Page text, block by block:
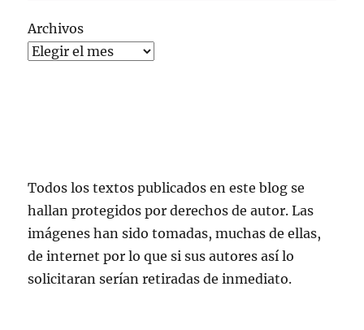
Archivos
Todos los textos publicados en este blog se
hallan protegidos por derechos de autor. Las
imágenes han sido tomadas, muchas de ellas,
de internet por lo que si sus autores así lo
solicitaran serían retiradas de inmediato.